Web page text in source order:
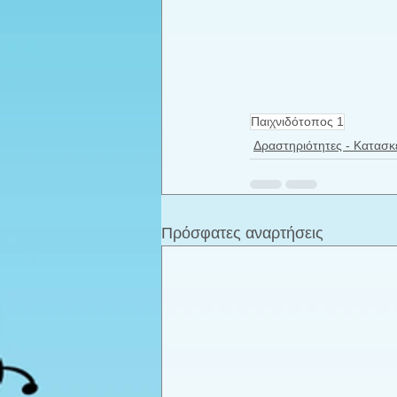
Παιχνιδότοπος 1
Δραστηριότητες -
Πρόσφατες αναρτήσεις